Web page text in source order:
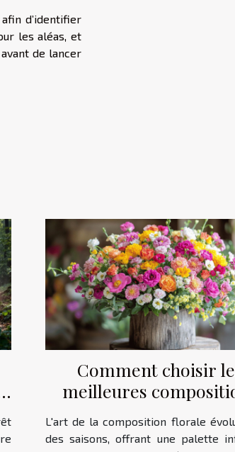
d’identifier
les aléas, et
de lancer
Comment choisir
meilleures
florales pour chaque
?
L'art de la composition florale
des saisons, offrant une palette